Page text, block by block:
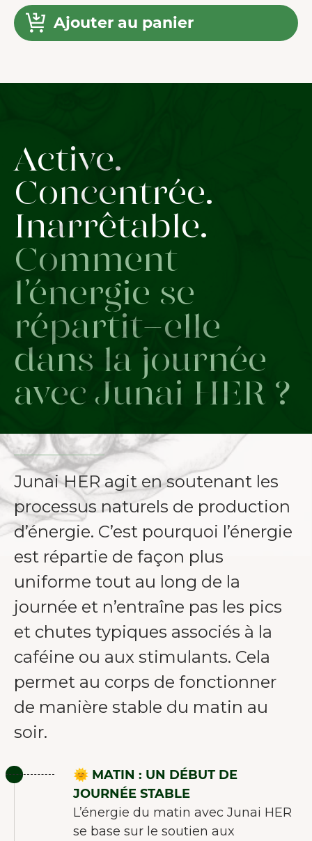
Ajouter au panier
Active.
Concentrée.
Inarrêtable.
Comment
l’énergie se
répartit-elle
dans la journée
avec Junai HER ?
Junai HER agit en soutenant les
processus naturels de production
d’énergie. C’est pourquoi l’énergie
est répartie de façon plus
uniforme tout au long de la
journée et n’entraîne pas les pics
et chutes typiques associés à la
caféine ou aux stimulants. Cela
permet au corps de fonctionner
de manière stable du matin au
soir.
🌞 MATIN : UN DÉBUT DE
JOURNÉE STABLE
L’énergie du matin avec Junai HER
se base sur le soutien aux